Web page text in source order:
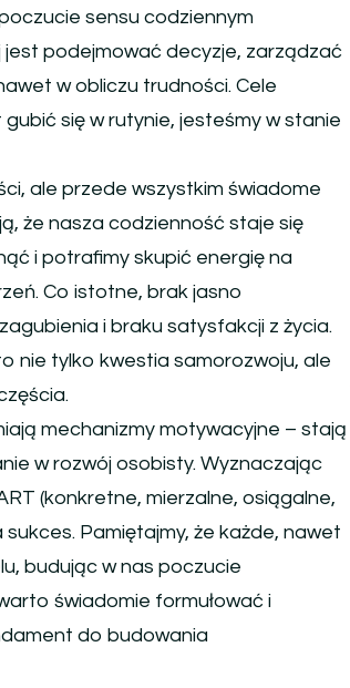
sensu codziennym
jest podejmować decyzje, zarządzać
w obliczu trudności. Cele
się w rutynie, jesteśmy w stanie
ale przede wszystkim świadome
że nasza codzienność staje się
i potrafimy skupić energię na
Co istotne, brak jasno
i braku satysfakcji z życia.
nie tylko kwestia samorozwoju, ale
mechanizmy motywacyjne – stają
w rozwój osobisty. Wyznaczając
(konkretne, mierzalne, osiągalne,
Pamiętajmy, że każde, nawet
budując w nas poczucie
świadomie formułować i
do budowania